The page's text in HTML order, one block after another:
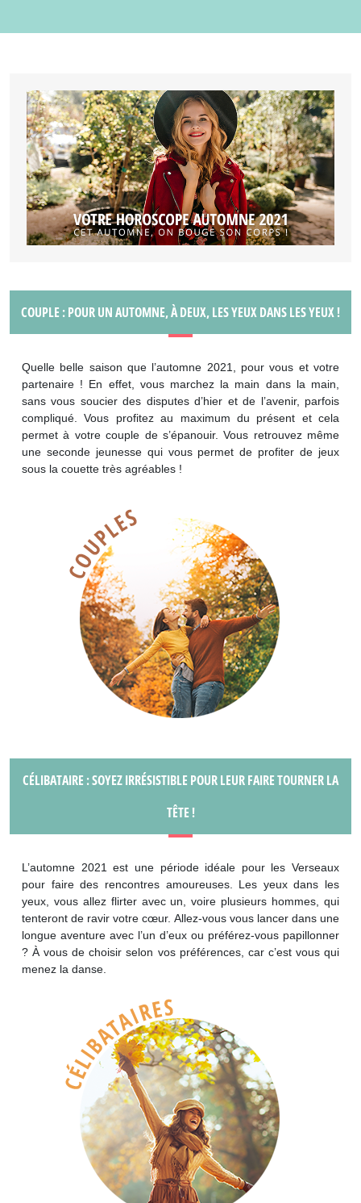
COUPLE : POUR UN AUTOMNE, À DEUX, LES YEUX DANS LES YEUX !
Quelle belle saison que l’automne 2021, pour vous et votre
partenaire ! En effet, vous marchez la main dans la main,
sans vous soucier des disputes d’hier et de l’avenir, parfois
compliqué. Vous profitez au maximum du présent et cela
permet à votre couple de s’épanouir. Vous retrouvez même
une seconde jeunesse qui vous permet de profiter de jeux
sous la couette très agréables !
CÉLIBATAIRE : SOYEZ IRRÉSISTIBLE POUR LEUR FAIRE TOURNER LA
TÊTE !
L’automne 2021 est une période idéale pour les Verseaux
pour faire des rencontres amoureuses. Les yeux dans les
yeux, vous allez flirter avec un, voire plusieurs hommes, qui
tenteront de ravir votre cœur. Allez-vous vous lancer dans une
longue aventure avec l’un d’eux ou préférez-vous papillonner
? À vous de choisir selon vos préférences, car c’est vous qui
menez la danse.